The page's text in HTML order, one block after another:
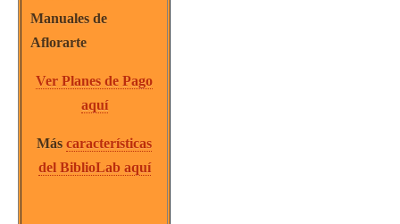
Manuales de
Aflorarte
Ver Planes de Pago
aquí
Más características
del BiblioLab aquí